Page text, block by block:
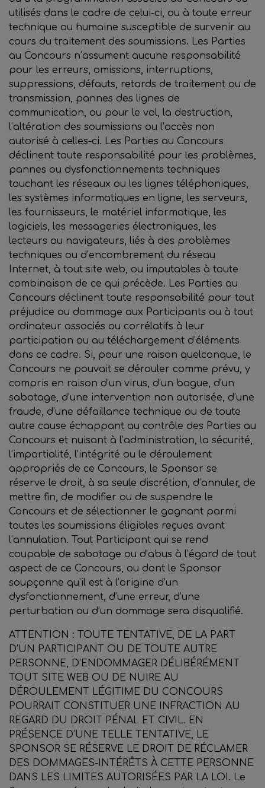
utilisés dans le cadre de celui-ci, ou à toute erreur
technique ou humaine susceptible de survenir au
cours du traitement des soumissions. Les Parties
au Concours n’assument aucune responsabilité
pour les erreurs, omissions, interruptions,
suppressions, défauts, retards de traitement ou de
transmission, pannes des lignes de
communication, ou pour le vol, la destruction,
l’altération des soumissions ou l’accès non
autorisé à celles-ci. Les Parties au Concours
déclinent toute responsabilité pour les problèmes,
pannes ou dysfonctionnements techniques
touchant les réseaux ou les lignes téléphoniques,
les systèmes informatiques en ligne, les serveurs,
les fournisseurs, le matériel informatique, les
logiciels, les messageries électroniques, les
lecteurs ou navigateurs, liés à des problèmes
techniques ou d’encombrement du réseau
Internet, à tout site web, ou imputables à toute
combinaison de ce qui précède. Les Parties au
Concours déclinent toute responsabilité pour tout
préjudice ou dommage aux Participants ou à tout
ordinateur associés ou corrélatifs à leur
participation ou au téléchargement d’éléments
dans ce cadre. Si, pour une raison quelconque, le
Concours ne pouvait se dérouler comme prévu, y
compris en raison d’un virus, d’un bogue, d’un
sabotage, d’une intervention non autorisée, d’une
fraude, d’une défaillance technique ou de toute
autre cause échappant au contrôle des Parties au
Concours et nuisant à l’administration, la sécurité,
l’impartialité, l’intégrité ou le déroulement
appropriés de ce Concours, le Sponsor se
réserve le droit, à sa seule discrétion, d’annuler, de
mettre fin, de modifier ou de suspendre le
Concours et de sélectionner le gagnant parmi
toutes les soumissions éligibles reçues avant
l’annulation. Tout Participant qui se rend
coupable de sabotage ou d’abus à l’égard de tout
aspect de ce Concours, ou dont le Sponsor
soupçonne qu’il est à l’origine d’un
dysfonctionnement, d’une erreur, d’une
perturbation ou d’un dommage sera disqualifié.
ATTENTION : TOUTE TENTATIVE, DE LA PART
D’UN PARTICIPANT OU DE TOUTE AUTRE
PERSONNE, D’ENDOMMAGER DÉLIBÉRÉMENT
TOUT SITE WEB OU DE NUIRE AU
DÉROULEMENT LÉGITIME DU CONCOURS
POURRAIT CONSTITUER UNE INFRACTION AU
REGARD DU DROIT PÉNAL ET CIVIL. EN
PRÉSENCE D’UNE TELLE TENTATIVE, LE
SPONSOR SE RÉSERVE LE DROIT DE RÉCLAMER
DES DOMMAGES-INTÉRÊTS À CETTE PERSONNE
DANS LES LIMITES AUTORISÉES PAR LA LOI. Le